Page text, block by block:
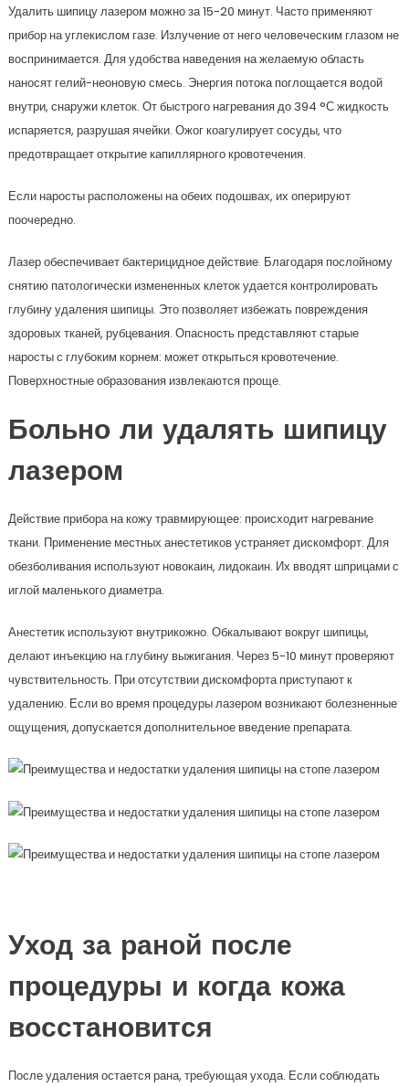
Удалить шипицу лазером можно за 15-20 минут. Часто применяют
прибор на углекислом газе. Излучение от него человеческим глазом не
воспринимается. Для удобства наведения на желаемую область
наносят гелий-неоновую смесь. Энергия потока поглощается водой
внутри, снаружи клеток. От быстрого нагревания до 394 °С жидкость
испаряется, разрушая ячейки. Ожог коагулирует сосуды, что
предотвращает открытие капиллярного кровотечения.
Если наросты расположены на обеих подошвах, их оперируют
поочередно.
Лазер обеспечивает бактерицидное действие. Благодаря послойному
снятию патологически измененных клеток удается контролировать
глубину удаления шипицы. Это позволяет избежать повреждения
здоровых тканей, рубцевания. Опасность представляют старые
наросты с глубоким корнем: может открыться кровотечение.
Поверхностные образования извлекаются проще.
Больно ли удалять шипицу
лазером
Действие прибора на кожу травмирующее: происходит нагревание
ткани. Применение местных анестетиков устраняет дискомфорт. Для
обезболивания используют новокаин, лидокаин. Их вводят шприцами с
иглой маленького диаметра.
Анестетик используют внутрикожно. Обкалывают вокруг шипицы,
делают инъекцию на глубину выжигания. Через 5-10 минут проверяют
чувствительность. При отсутствии дискомфорта приступают к
удалению. Если во время процедуры лазером возникают болезненные
ощущения, допускается дополнительное введение препарата.
Уход за раной после
процедуры и когда кожа
восстановится
После удаления остается рана, требующая ухода. Если соблюдать